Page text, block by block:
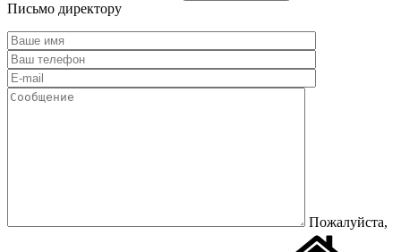
Письмо директору
Пожалуйста,